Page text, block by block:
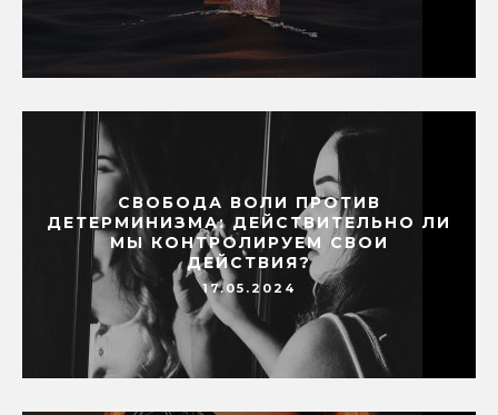
СВОБОДА ВОЛИ ПРОТИВ
ДЕТЕРМИНИЗМА: ДЕЙСТВИТЕЛЬНО ЛИ
МЫ КОНТРОЛИРУЕМ СВОИ
ДЕЙСТВИЯ?
17.05.2024